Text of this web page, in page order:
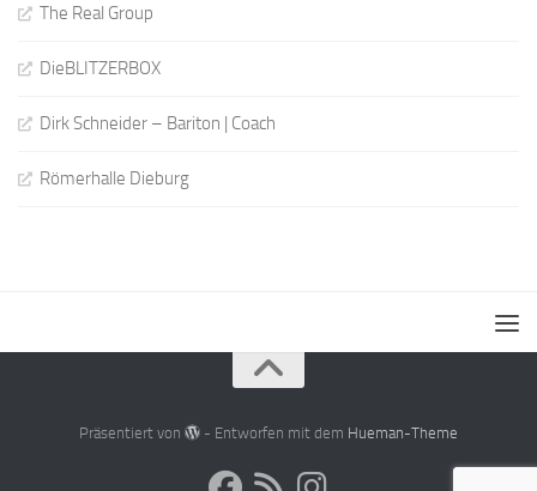
The Real Group
DieBLITZERBOX
Dirk Schneider – Bariton | Coach
Römerhalle Dieburg
Präsentiert von - Entworfen mit dem Hueman-Theme